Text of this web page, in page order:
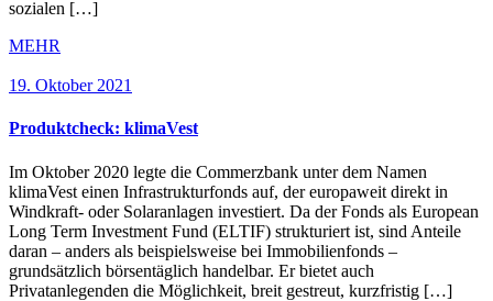
sozialen […]
MEHR
19. Oktober 2021
Produktcheck: klimaVest
Im Oktober 2020 legte die Commerzbank unter dem Namen
klimaVest einen Infrastrukturfonds auf, der europaweit direkt in
Windkraft- oder Solaranlagen investiert. Da der Fonds als European
Long Term Investment Fund (ELTIF) strukturiert ist, sind Anteile
daran – anders als beispielsweise bei Immobilienfonds –
grundsätzlich börsentäglich handelbar. Er bietet auch
Privatanlegenden die Möglichkeit, breit gestreut, kurzfristig […]